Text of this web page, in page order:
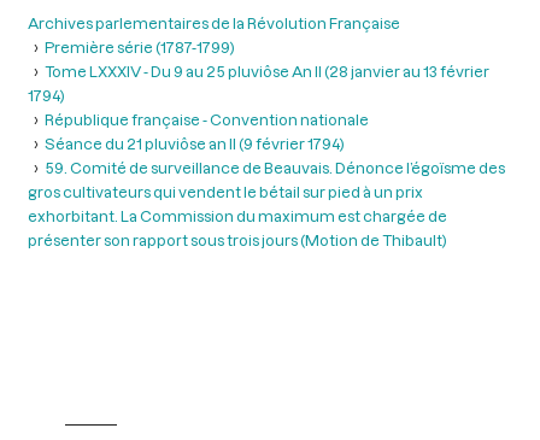
Archives parlementaires de la Révolution Française
Première série (1787-1799)
Tome LXXXIV - Du 9 au 25 pluviôse An II (28 janvier au 13 février
1794)
République française - Convention nationale
Séance du 21 pluviôse an II (9 février 1794)
59. Comité de surveillance de Beauvais. Dénonce l’égoïsme des
gros cultivateurs qui vendent le bétail sur pied à un prix
exhorbitant. La Commission du maximum est chargée de
présenter son rapport sous trois jours (Motion de Thibault)